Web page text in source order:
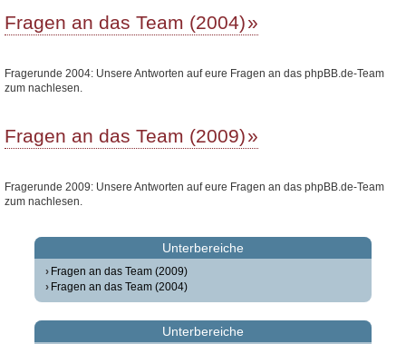
Fragen an das Team (2004)
Fragerunde 2004: Unsere Antworten auf eure Fragen an das phpBB.de-Team
zum nachlesen.
Fragen an das Team (2009)
Fragerunde 2009: Unsere Antworten auf eure Fragen an das phpBB.de-Team
zum nachlesen.
Unterbereiche
Fragen an das Team (2009)
Fragen an das Team (2004)
Unterbereiche